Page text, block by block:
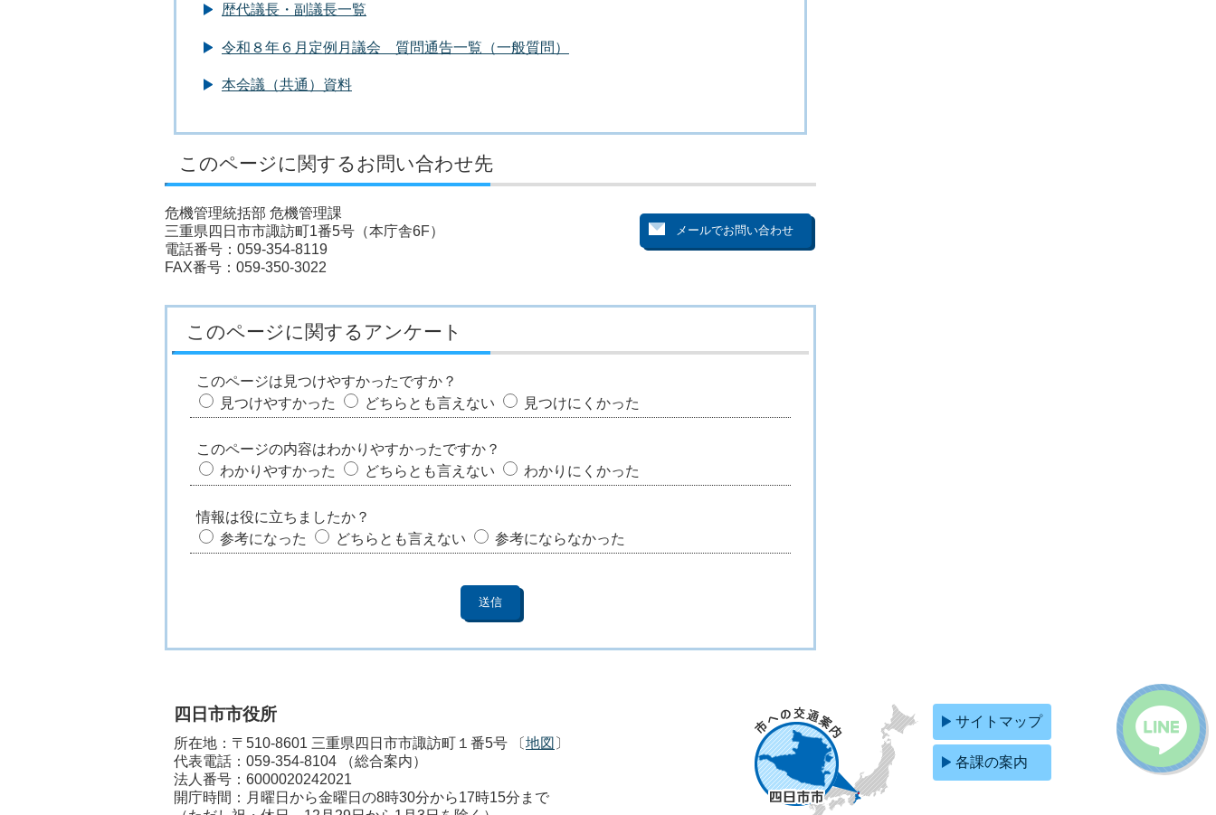
歴代議長・副議長一覧
令和８年６月定例月議会 質問通告一覧（一般質問）
本会議（共通）資料
このページに関するお問い合わせ先
危機管理統括部 危機管理課
三重県四日市市諏訪町1番5号（本庁舎6F）
電話番号：059-354-8119
FAX番号：059-350-3022
このページに関するアンケート
このページは見つけやすかったですか？
見つけやすかった
どちらとも言えない 見つけにくかった
このページの内容はわかりやすかったですか？
わかりやすかった
どちらとも言えない わかりにくかった
情報は役に立ちましたか？
参考になった
どちらとも言えない 参考にならなかった
四日市市役所
所在地：〒510-8601 三重県四日市市諏訪町１番5号 〔地図 〕
代表電話： 059-354-8104
（総合案内）
法人番号：6000020242021
開庁時間：月曜日から金曜日の8時30分から17時15分まで
サイトマップ
各課の案内